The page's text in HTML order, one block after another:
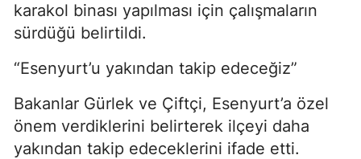
karakol binası yapılması için çalışmaların
sürdüğü belirtildi.
“Esenyurt’u yakından takip edeceğiz”
Bakanlar Gürlek ve Çiftçi, Esenyurt’a özel
önem verdiklerini belirterek ilçeyi daha
yakından takip edeceklerini ifade etti.